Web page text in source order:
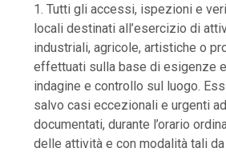
1. Tutti gli accessi, ispezioni e
locali destinati all’esercizio di
industriali, agricole, artistiche o
effettuati sulla base di esigenze
indagine e controllo sul luogo.
salvo casi eccezionali e urgenti
documentati, durante l’orario
delle attività e con modalità tali